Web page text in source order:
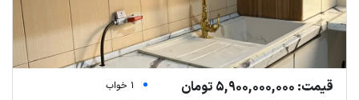
قیمت: 5,900,000,000 تومان
1 خواب